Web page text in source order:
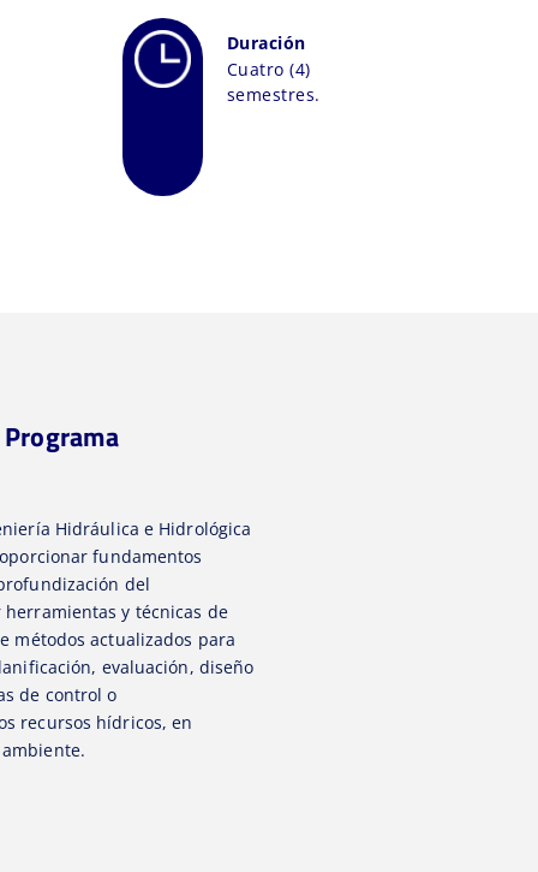
Duración
Cuatro (4)
semestres.
Hidráulica e Hidrológica
fundamentos
del
y técnicas de
métodos actualizados para
evaluación, diseño
de control o
recursos hídricos, en